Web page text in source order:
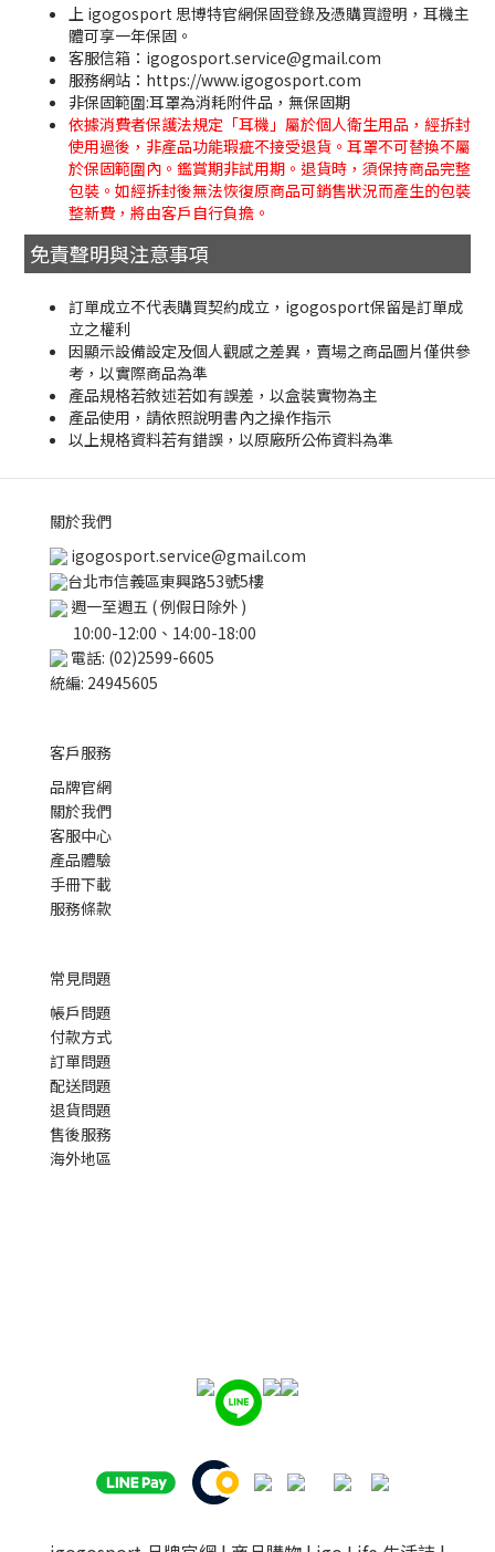
上 igogosport 思博特官網保固登錄及憑購買證明，耳機主
體可享一年保固。
客服信箱：igogosport.service@gmail.com
服務網站：https://www.igogosport.com
非保固範圍:耳罩為消耗附件品，無保固期
依據消費者保護法規定「耳機」屬於個人衛生用品，經拆封
使用過後，非產品功能瑕疵不接受退貨。耳罩不可替換不屬
於保固範圍內。鑑賞期非試用期。退貨時，須保持商品完整
包裝。如經拆封後無法恢復原商品可銷售狀況而產生的包裝
整新費，將由客戶自行負擔。
免責聲明與注意事項
訂單成立不代表購買契約成立，igogosport保留是訂單成
立之權利
因顯示設備設定及個人觀感之差異，賣場之商品圖片僅供參
考，以實際商品為準
產品規格若敘述若如有誤差，以盒裝實物為主
產品使用，請依照說明書內之操作指示
以上規格資料若有錯誤，以原廠所公佈資料為準
關於我們
igogosport.service@gmail.com
台北市信義區東興路53號5樓
週一至週五 ( 例假日除外 )
10:00-12:00、14:00-18:00
電話: (02)2599-6605
統編: 24945605
客戶服務
品牌官網
關於我們
客服中心
產品體驗
手冊下載
服務條款
常見問題
帳戶問題
付款方式
訂單問題
配送問題
退貨問題
售後服務
海外地區